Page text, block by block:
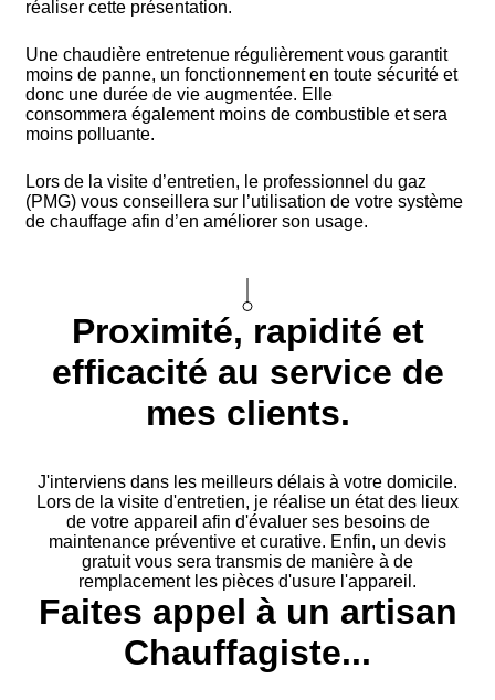
réaliser cette présentation.
Une chaudière entretenue régulièrement vous garantit
moins de panne, un fonctionnement en toute sécurité et
donc une durée de vie augmentée. Elle
consommera également moins de combustible et sera
moins polluante.
Lors de la visite d’entretien, le professionnel du gaz
(PMG) vous conseillera sur l’utilisation de votre système
de chauffage afin d’en améliorer son usage.
Proximité, rapidité et
efficacité au service de
mes clients.
J'interviens dans les meilleurs délais à votre domicile.
Lors de la visite d'entretien, je réalise un état des lieux
de votre appareil afin d'évaluer ses besoins de
maintenance préventive et curative. Enfin, un devis
gratuit vous sera transmis de manière à de
remplacement les pièces d'usure l'appareil.
Faites appel à un artisan
Chauffagiste...